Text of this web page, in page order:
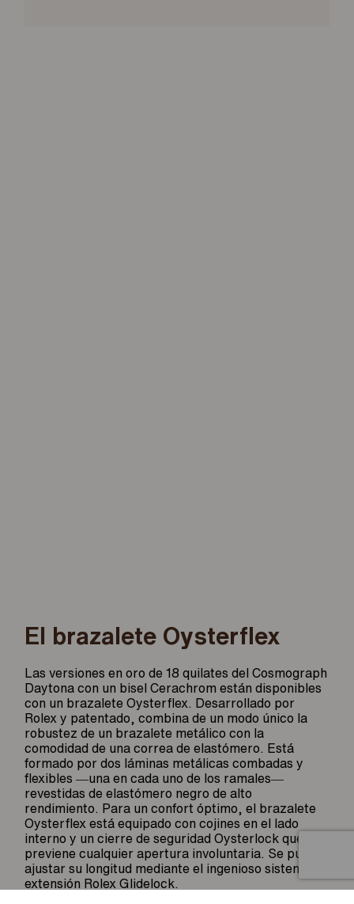
El brazalete Oysterflex
Las versiones en oro de 18 quilates del Cosmograph
Daytona con un bisel Cerachrom están disponibles
con un brazalete Oysterflex. Desarrollado por
Rolex y patentado, combina de un modo único la
robustez de un brazalete metálico con la
comodidad de una correa de elastómero. Está
formado por dos láminas metálicas combadas y
flexibles ―una en cada uno de los ramales―
revestidas de elastómero negro de alto
rendimiento. Para un confort óptimo, el brazalete
Oysterflex está equipado con cojines en el lado
interno y un cierre de seguridad Oysterlock que
previene cualquier apertura involuntaria. Se puede
ajustar su longitud mediante el ingenioso sistema de
extensión Rolex Glidelock.
Artículo añadido al carrito.
0 artículos -0 € Finalizar Compra